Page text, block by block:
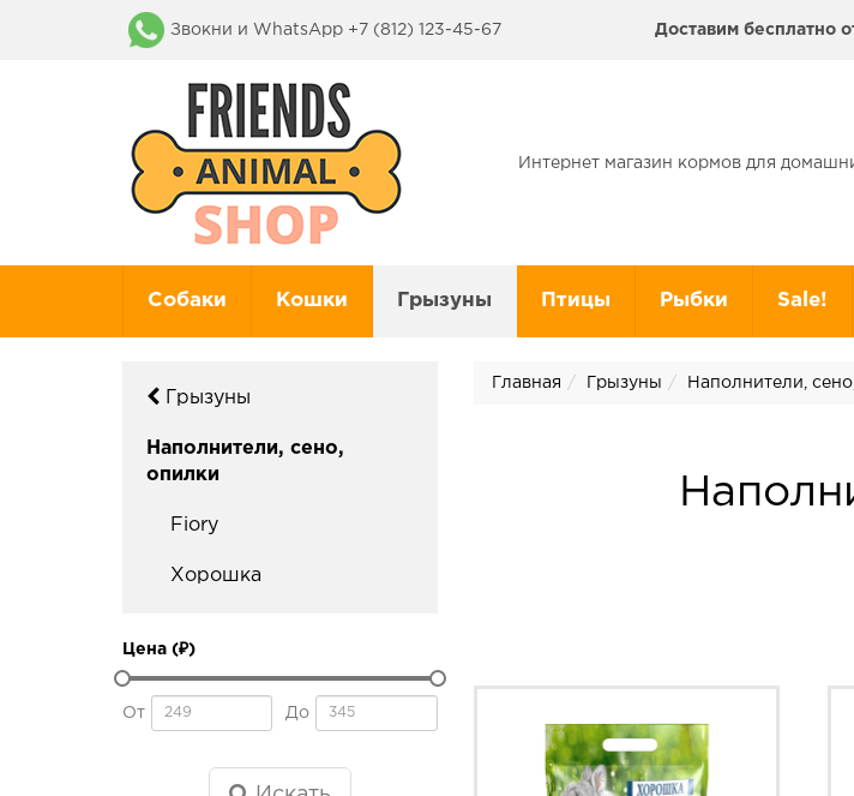
Звокни и WhatsApp +7 (812) 123-45-67 Доставим бесплатно
Интернет магазин кормов для
Собаки Кошки Грызуны Птицы Рыбки Sale!
Грызуны
Наполнители, сено,
опилки
Fiory
Хорошка
Цена (₽)
От До
Главная Грызуны Наполнители,